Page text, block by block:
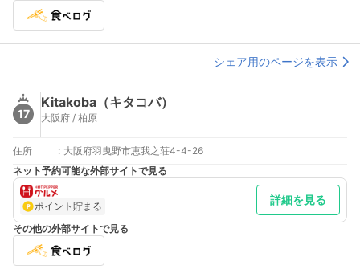
シェア用のページを表示
17
Kitakoba（キタコバ）
大阪府 / 柏原
住所 : 大阪府羽曳野市恵我之荘4-4-26
ネット予約可能な外部サイトで見る
ポイント貯まる 詳細を見る
その他の外部サイトで見る